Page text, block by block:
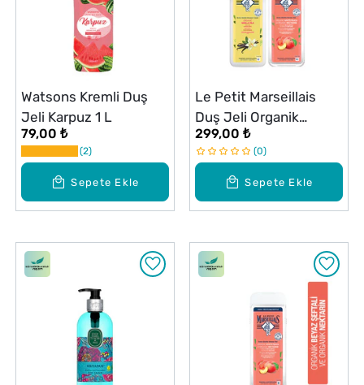
Sepete Ekle
Watsons Kremli Duş
Jeli Karpuz 1 L
79,00 ₺
2
Sepete Ekle
Le Petit Marseillais
Duş Jeli Organik
Vanilya Sütü 400 ml +
Organik Şeftali ve
Nektarin 400 ml
299,00 ₺
0